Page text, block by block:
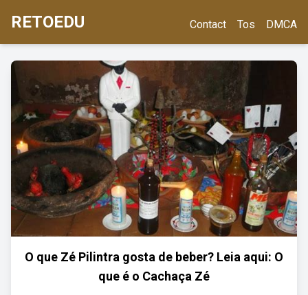
RETOEDU Contact Tos DMCA
O que Zé Pilintra gosta de beber? Leia aqui: O
que é o Cachaça Zé